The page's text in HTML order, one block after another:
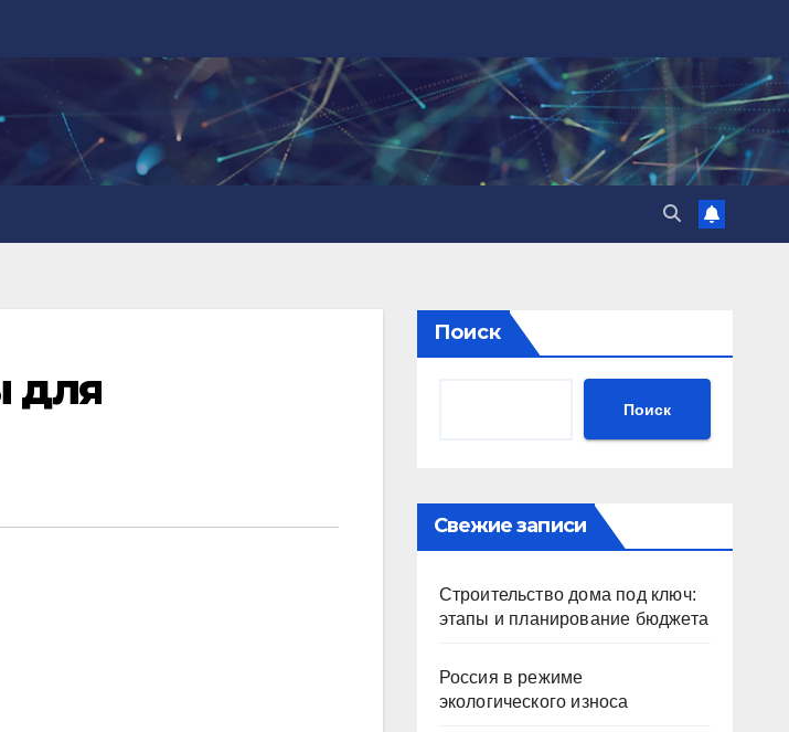
для
Поиск
Поиск
Свежие записи
Строительство дома под ключ:
этапы и планирование бюджета
Россия в режиме
экологического износа